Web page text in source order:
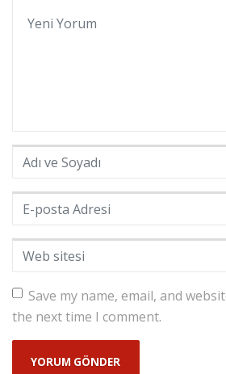
Adı ve Soyadı *
E-posta Adresi
Web sitesi
Save my name, email, and
the next time I comment.